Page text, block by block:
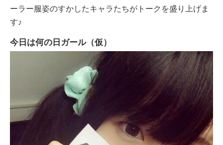
ーラー服姿のすかしたキャラたちがトークを盛り上げま
す♪
今日は何の日ガール（仮）